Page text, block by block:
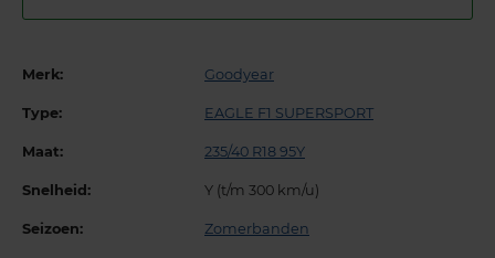
Merk: Goodyear
Type: EAGLE F1 SUPERSPORT
Maat: 235/40 R18 95Y
Snelheid: Y (t/m 300 km/u)
Seizoen: Zomerbanden